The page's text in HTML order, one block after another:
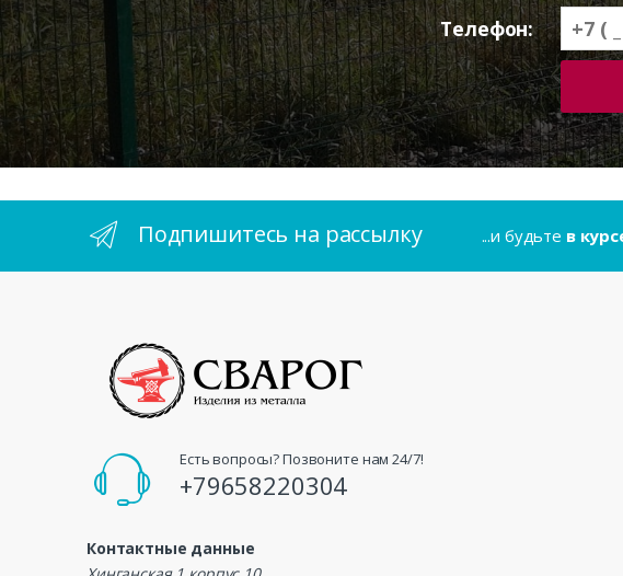
Телефон:
Подпишитесь на рассылку ...и будьте в
Есть вопросы? Позвоните нам 24/7!
+79658220304
Контактные данные